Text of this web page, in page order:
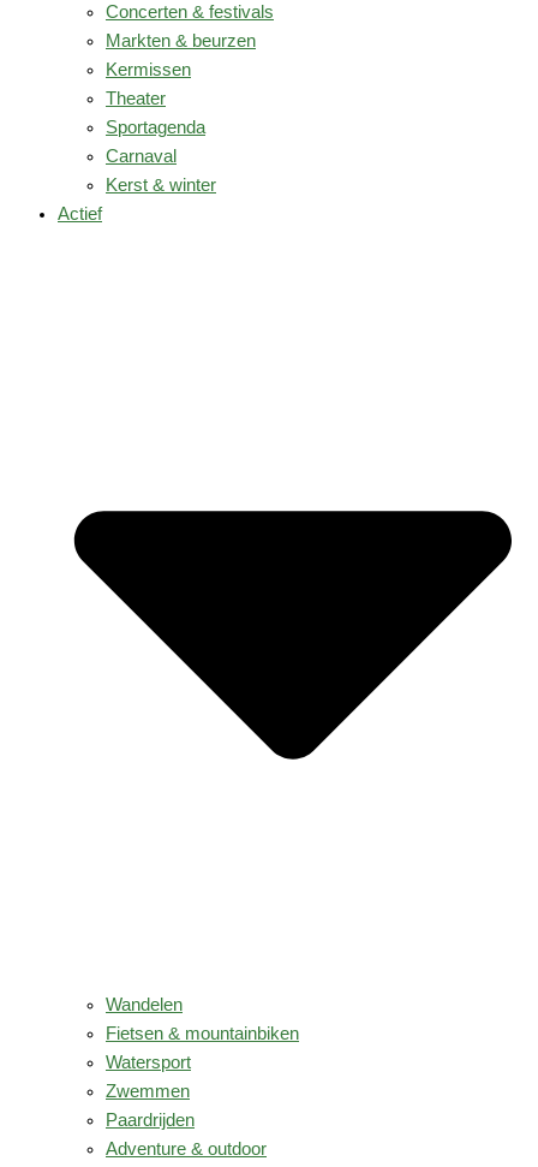
Concerten & festivals
Markten & beurzen
Kermissen
Theater
Sportagenda
Carnaval
Kerst & winter
Actief
Wandelen
Fietsen & mountainbiken
Watersport
Zwemmen
Paardrijden
Adventure & outdoor